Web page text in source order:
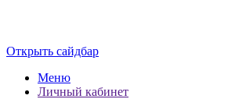
Открыть сайдбар
Меню
Личный кабинет